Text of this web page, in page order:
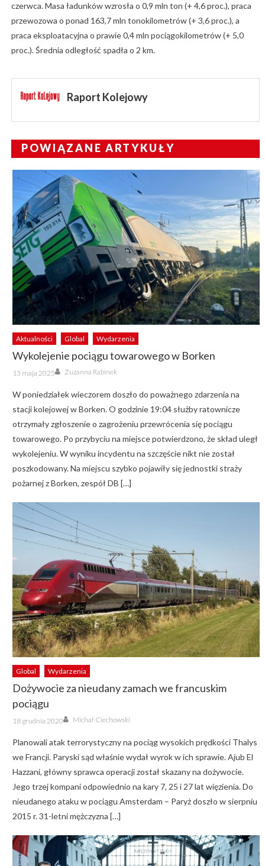
czerwca. Masa ładunków wzrosła o 0,9 mln ton (+ 4,6 proc.), praca
przewozowa o ponad 163,7 mln tonokilometrów (+ 3,6 proc.), a
praca eksploatacyjna o prawie 0,4 mln pociągokilometrów (+ 5,0
proc.). Średnia odległość spadła o 2 km.
Raport Kolejowy
POWIĄZANE ARTYKUŁY
Aktualności Global Wydarzenia
Wykolejenie pociągu towarowego w Borken
Posted
on
13 maja 2025 Author
Zuzanna Rabinek
W poniedziałek wieczorem doszło do poważnego zdarzenia na
stacji kolejowej w Borken. O godzinie 19:04 służby ratownicze
otrzymały zgłoszenie o zagrożeniu przewrócenia się pociągu
towarowego. Po przybyciu na miejsce potwierdzono, że skład uległ
wykolejeniu. W wyniku incydentu na szczęście nikt nie został
poszkodowany. Na miejscu szybko pojawiły się jednostki straży
pożarnej z Borken, zespół DB […]
Global Wydarzenia
Dożywocie za nieudany zamach we francuskim
pociągu
Posted
on
18 grudnia 2020 Author
Michał Ciechowski
Planowali atak terrorystyczny na pociąg wysokich prędkości Thalys
we Francji. Paryski sąd właśnie wydał wyrok w ich sprawie. Ajub El
Hazzani, główny sprawca operacji został skazany na dożywocie.
Jego trzej kompani odpowiednio na kary 7, 25 i 27 lat więzienia. Do
nieudanego ataku w pociągu Amsterdam – Paryż doszło w sierpniu
2015 r. 31-letni mężczyzna […]